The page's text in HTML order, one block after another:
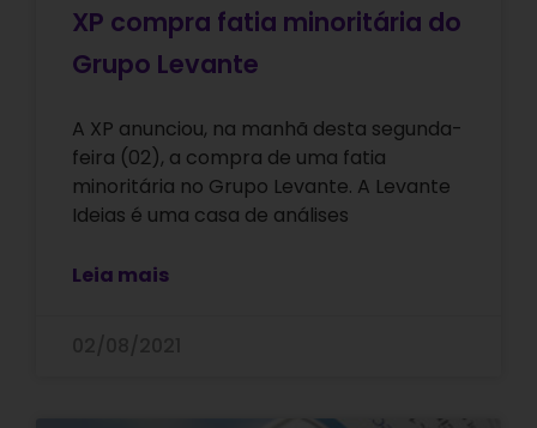
XP compra fatia minoritária do
Grupo Levante
A XP anunciou, na manhã desta segunda-
feira (02), a compra de uma fatia
minoritária no Grupo Levante. A Levante
Ideias é uma casa de análises
Leia mais